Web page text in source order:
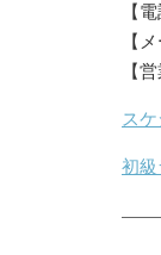
【
【
【
ス
初